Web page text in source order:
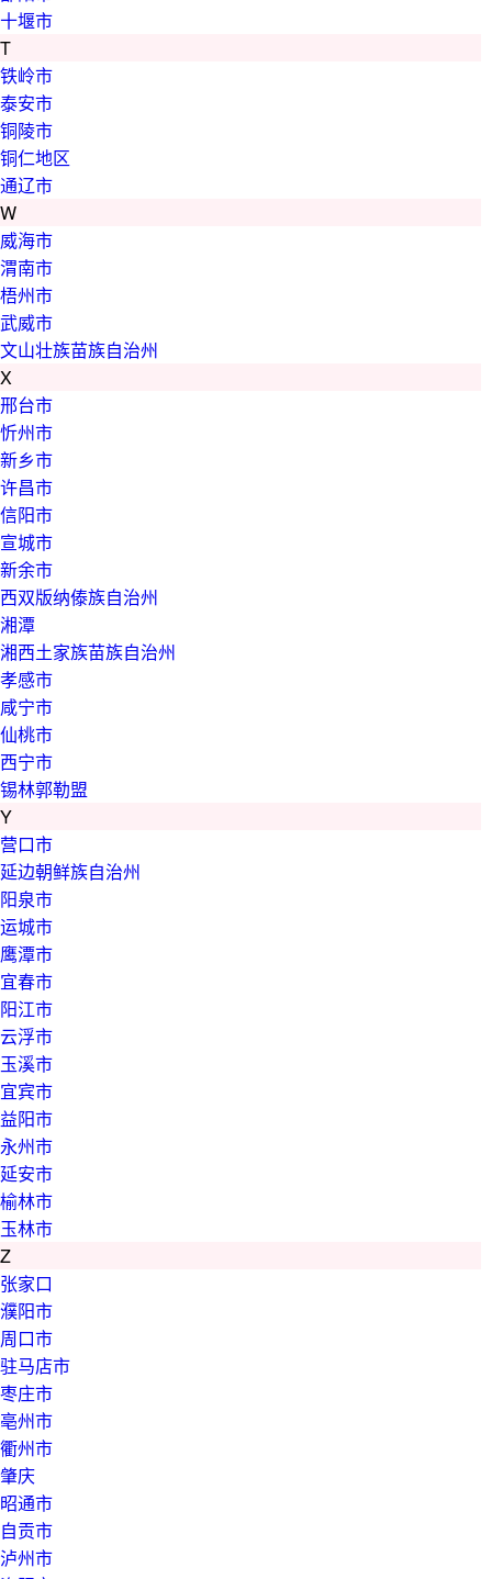
十堰市
T
铁岭市
泰安市
铜陵市
铜仁地区
通辽市
W
威海市
渭南市
梧州市
武威市
文山壮族苗族自治州
X
邢台市
忻州市
新乡市
许昌市
信阳市
宣城市
新余市
西双版纳傣族自治州
湘潭
湘西土家族苗族自治州
孝感市
咸宁市
仙桃市
西宁市
锡林郭勒盟
Y
营口市
延边朝鲜族自治州
阳泉市
运城市
鹰潭市
宜春市
阳江市
云浮市
玉溪市
宜宾市
益阳市
永州市
延安市
榆林市
玉林市
Z
张家口
濮阳市
周口市
驻马店市
枣庄市
亳州市
衢州市
肇庆
昭通市
自贡市
泸州市